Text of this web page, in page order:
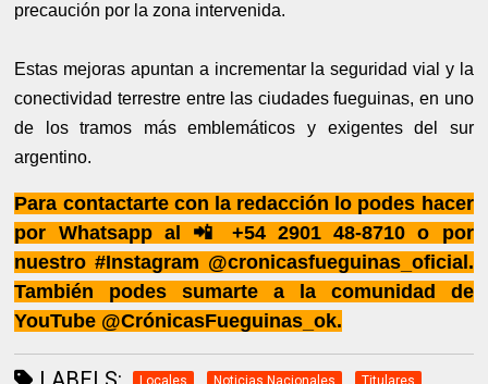
precaución por la zona intervenida.
Estas mejoras apuntan a incrementar la seguridad vial y la
conectividad terrestre entre las ciudades fueguinas, en uno
de los tramos más emblemáticos y exigentes del sur
argentino.
Para contactarte con la redacción lo podes hacer
por Whatsapp al 📲 +54 2901 48-8710 o por
nuestro #Instagram @cronicasfueguinas_oficial.
También podes sumarte a la comunidad de
YouTube @CrónicasFueguinas_ok.